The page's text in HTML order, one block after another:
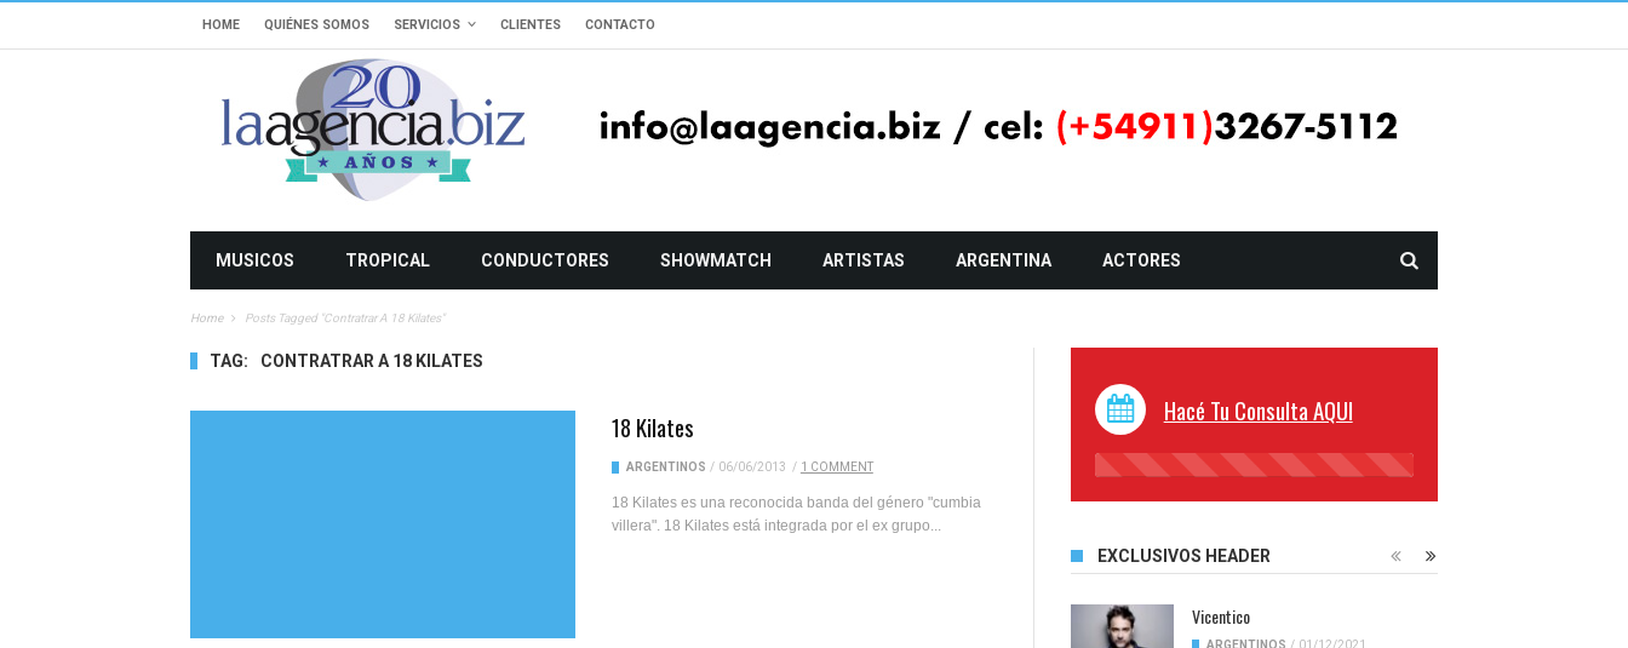
HOME QUIÉNES SOMOS SERVICIOS CLIENTES CONTACTO
MUSICOS TROPICAL CONDUCTORES SHOWMATCH ARTISTAS ARGENTINA ACTORES
Home Posts Tagged "contratrar A 18 Kilates"
TAG: CONTRATRAR A 18 KILATES
18 Kilates
ARGENTINOS / 06/06/2013 / 1 COMMENT
18 Kilates es una reconocida banda del género "cumbia
villera". 18 Kilates está integrada por el ex grupo...
Hacé Tu Consulta AQUI
45%
EXCLUSIVOS HEADER
Vicentico
ARGENTINOS / 01/12/2021